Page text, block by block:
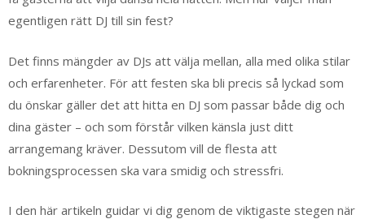
egentligen rätt DJ till sin fest?
Det finns mängder av DJs att välja mellan, alla med olika stilar
och erfarenheter. För att festen ska bli precis så lyckad som
du önskar gäller det att hitta en DJ som passar både dig och
dina gäster – och som förstår vilken känsla just ditt
arrangemang kräver. Dessutom vill de flesta att
bokningsprocessen ska vara smidig och stressfri.
I den här artikeln guidar vi dig genom de viktigaste stegen när